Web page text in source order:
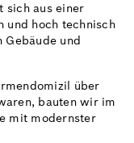
sich aus einer
und hoch technisch
und
über
bauten wir im
mit modernster